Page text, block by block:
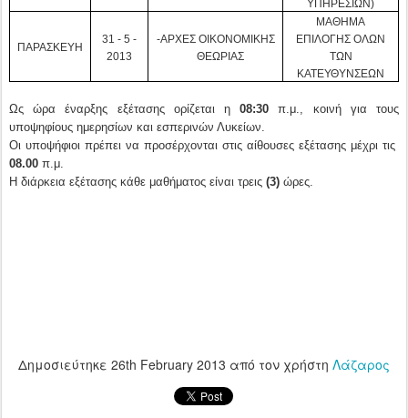
ΥΠΗΡΕΣΙΩΝ)
ΠΑΡΑΣΚΕΥΗ
31 - 5 -
2013
-ΑΡΧΕΣ ΟΙΚΟΝΟΜΙΚΗΣ
ΘΕΩΡΙΑΣ
ΜΑΘΗΜΑ
ΕΠΙΛΟΓΗΣ ΟΛΩΝ
ΤΩΝ
ΚΑΤΕΥΘΥΝΣΕΩΝ
Ως ώρα έναρξης εξέτασης ορίζεται η08:30π.μ., κοινή για τους
υποψηφίους ημερησίων και εσπερινών Λυκείων.
Οι υποψήφιοι πρέπει να προσέρχονται στις αίθουσες εξέτασης μέχρι τις
08.00 π.μ.
Η διάρκεια εξέτασης κάθε μαθήματος είναι τρεις (3) ώρες.
Δημοσιεύτηκε 26th February 2013 από τον χρήστη Λάζαρος